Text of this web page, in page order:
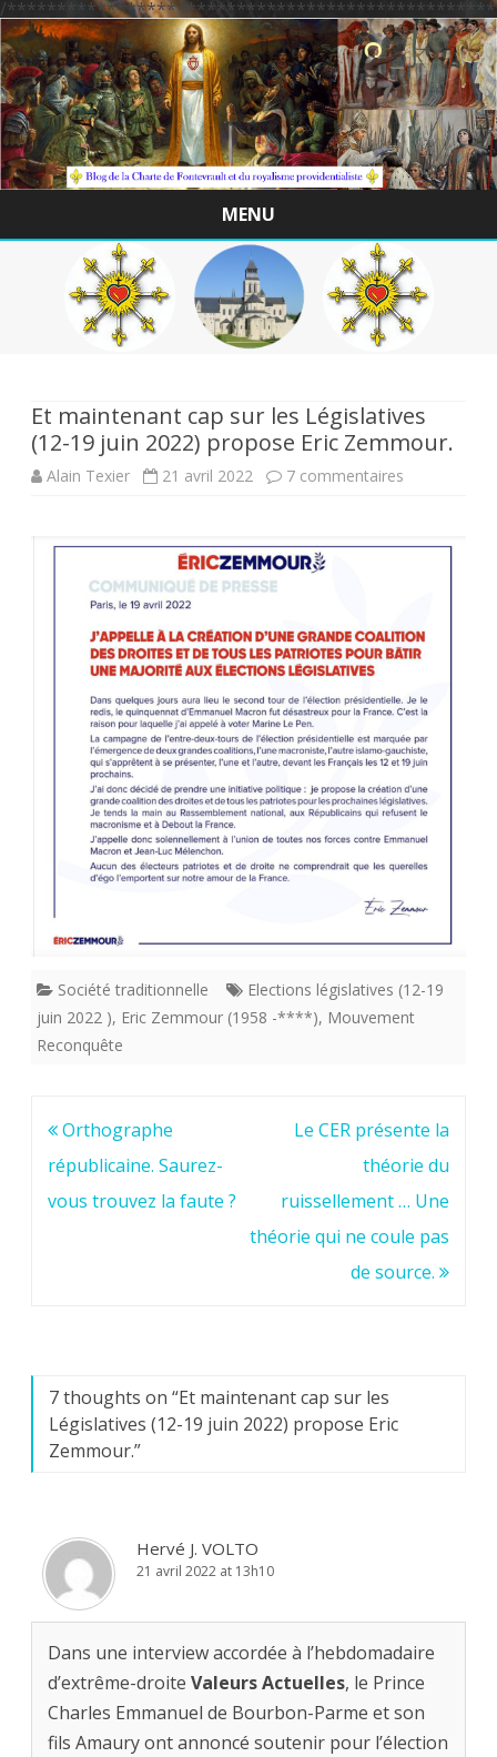
/
MENU
Skip
to
content
Et maintenant cap sur les Législatives
(12-19 juin 2022) propose Eric Zemmour.
Alain Texier 21 avril 2022 7 commentaires
maintenant
sur
Législatives
(12-
19
juin
2022)
propose
Eric
Zemmour.
Société traditionnelle
Elections législatives (12-19
juin 2022 ), Eric Zemmour (1958 -****), Mouvement
Reconquête
Navigation
de
l’article
Orthographe
républicaine. Saurez-
vous trouvez la faute ?
Le CER présente la
théorie du
ruissellement … Une
théorie qui ne coule pas
de source.
7 thoughts on “Et maintenant cap sur les
Législatives (12-19 juin 2022) propose Eric
Zemmour.”
Hervé J. VOLTO
21 avril 2022 at 13h10
Dans une interview accordée à l’hebdomadaire
d’extrême-droite Valeurs Actuelles, le Prince
Charles Emmanuel de Bourbon-Parme et son
fils Amaury ont annoncé soutenir pour l’élection